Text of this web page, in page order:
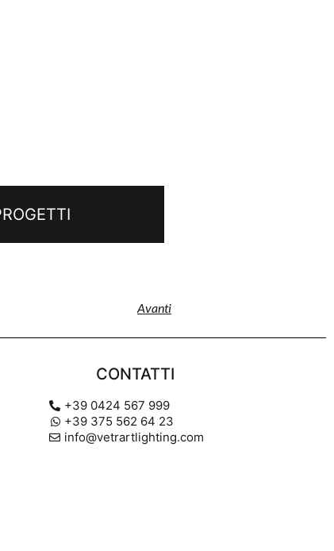
Avanti
CONTATTI
+39 0424 567 999
+39 375 562 64 23
info@vetrartlighting.com